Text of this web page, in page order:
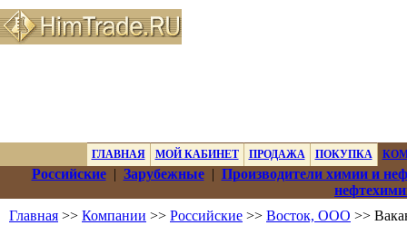
ГЛАВНАЯ МОЙ КАБИНЕТ ПРОДАЖА ПОКУПКА
Российские| Зарубежные| Производители химии и
Главная >> Компании >> Российские >> Восток, ООО >>